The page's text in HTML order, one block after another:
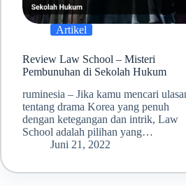
Artikel
Review Law School – Misteri
Pembunuhan di Sekolah Hukum
ruminesia – Jika kamu mencari
tentang drama Korea yang penuh
dengan ketegangan dan intrik, Law
School adalah pilihan yang…
Juni 21, 2022